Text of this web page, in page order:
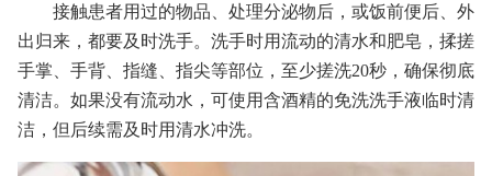
接触患者用过的物品、处理分泌物后，或饭前便后、外
出归来，都要及时洗手。洗手时用流动的清水和肥皂，揉搓
手掌、手背、指缝、指尖等部位，至少搓洗20秒，确保彻底
清洁。如果没有流动水，可使用含酒精的免洗洗手液临时清
洁，但后续需及时用清水冲洗。